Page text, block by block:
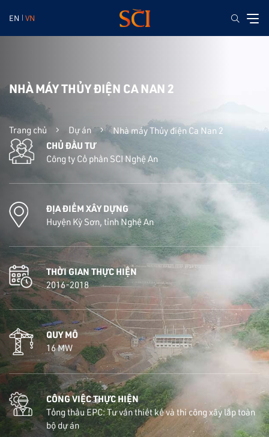
EN VN
Trang chủ Dự án Nhà máy Thủy điện Ca Nan 2
NHÀ MÁY THỦY ĐIỆN CA NAN 2
CHỦ ĐẦU TƯ
Công ty Cổ phần SCI Nghệ An
ĐỊA ĐIỂM XÂY DỰNG
Huyện Kỳ Sơn, tỉnh Nghệ An
THỜI GIAN THỰC HIỆN
2016-2018
QUY MÔ
16 MW
CÔNG VIỆC THỰC HIỆN
Tổng thầu EPC: Tư vấn thiết kế và thi công xây lắp toàn
bộ dự án